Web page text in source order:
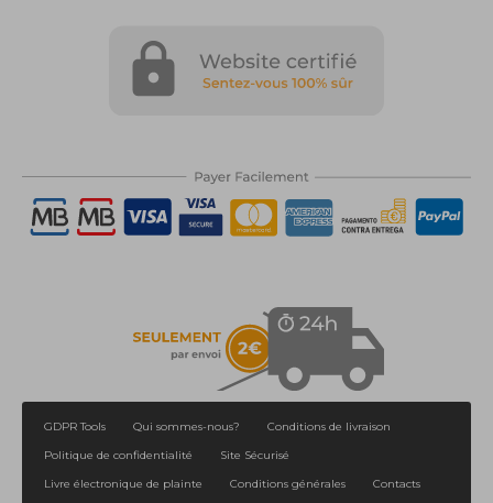
GDPR Tools Qui sommes-nous?
Conditions de livraison
Politique de confidentialité
Site Sécurisé
Livre électronique de plainte
Conditions générales Contacts